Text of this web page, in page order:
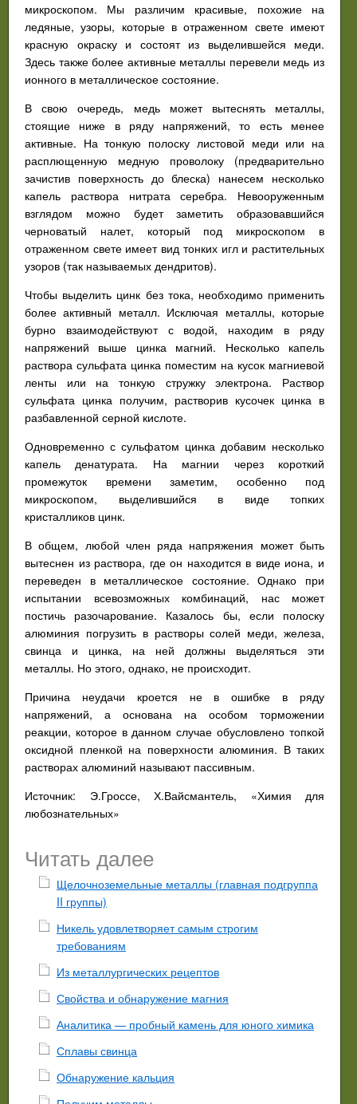
микроскопом. Мы различим красивые, похожие на
ледяные, узоры, которые в отраженном свете имеют
красную окраску и состоят из выделившейся меди.
Здесь также более активные металлы перевели медь из
ионного в металлическое состояние.
В свою очередь, медь может вытеснять металлы,
стоящие ниже в ряду напряжений, то есть менее
активные. На тонкую полоску листовой меди или на
расплющенную медную проволоку (предварительно
зачистив поверхность до блеска) нанесем несколько
капель раствора нитрата серебра. Невооруженным
взглядом можно будет заметить образовавшийся
черноватый налет, который под микроскопом в
отраженном свете имеет вид тонких игл и растительных
узоров (так называемых дендритов).
Чтобы выделить цинк без тока, необходимо применить
более активный металл. Исключая металлы, которые
бурно взаимодействуют с водой, находим в ряду
напряжений выше цинка магний. Несколько капель
раствора сульфата цинка поместим на кусок магниевой
ленты или на тонкую стружку электрона. Раствор
сульфата цинка получим, растворив кусочек цинка в
разбавленной серной кислоте.
Одновременно с сульфатом цинка добавим несколько
капель денатурата. На магнии через короткий
промежуток времени заметим, особенно под
микроскопом, выделившийся в виде топких
кристалликов цинк.
В общем, любой член ряда напряжения может быть
вытеснен из раствора, где он находится в виде иона, и
переведен в металлическое состояние. Однако при
испытании всевозможных комбинаций, нас может
постичь разочарование. Казалось бы, если полоску
алюминия погрузить в растворы солей меди, железа,
свинца и цинка, на ней должны выделяться эти
металлы. Но этого, однако, не происходит.
Причина неудачи кроется не в ошибке в ряду
напряжений, а основана на особом торможении
реакции, которое в данном случае обусловлено топкой
оксидной пленкой на поверхности алюминия. В таких
растворах алюминий называют пассивным.
Источник: Э.Гроссе, Х.Вайсмантель, «Химия для
любознательных»
Читать далее
Щелочноземельные металлы (главная подгруппа
II группы)
Никель удовлетворяет самым строгим
требованиям
Из металлургических рецептов
Свойства и обнаружение магния
Аналитика — пробный камень для юного химика
Сплавы свинца
Обнаружение кальция